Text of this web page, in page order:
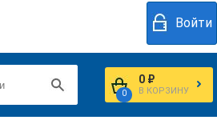
Войти
0
0 ₽
В КОРЗИНУ